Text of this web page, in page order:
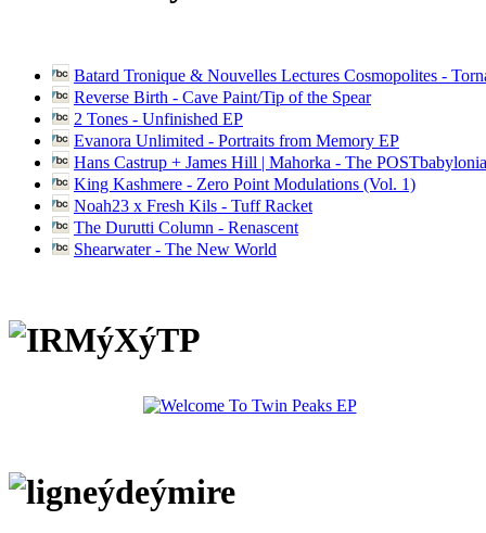
Batard Tronique & Nouvelles Lectures Cosmopolites -
Reverse Birth - Cave Paint/Tip of the Spear
2 Tones - Unfinished EP
Evanora Unlimited - Portraits from Memory EP
Hans Castrup + James Hill | Mahorka - The
King Kashmere - Zero Point Modulations (Vol. 1)
Noah23 x Fresh Kils - Tuff Racket
The Durutti Column - Renascent
Shearwater - The New World